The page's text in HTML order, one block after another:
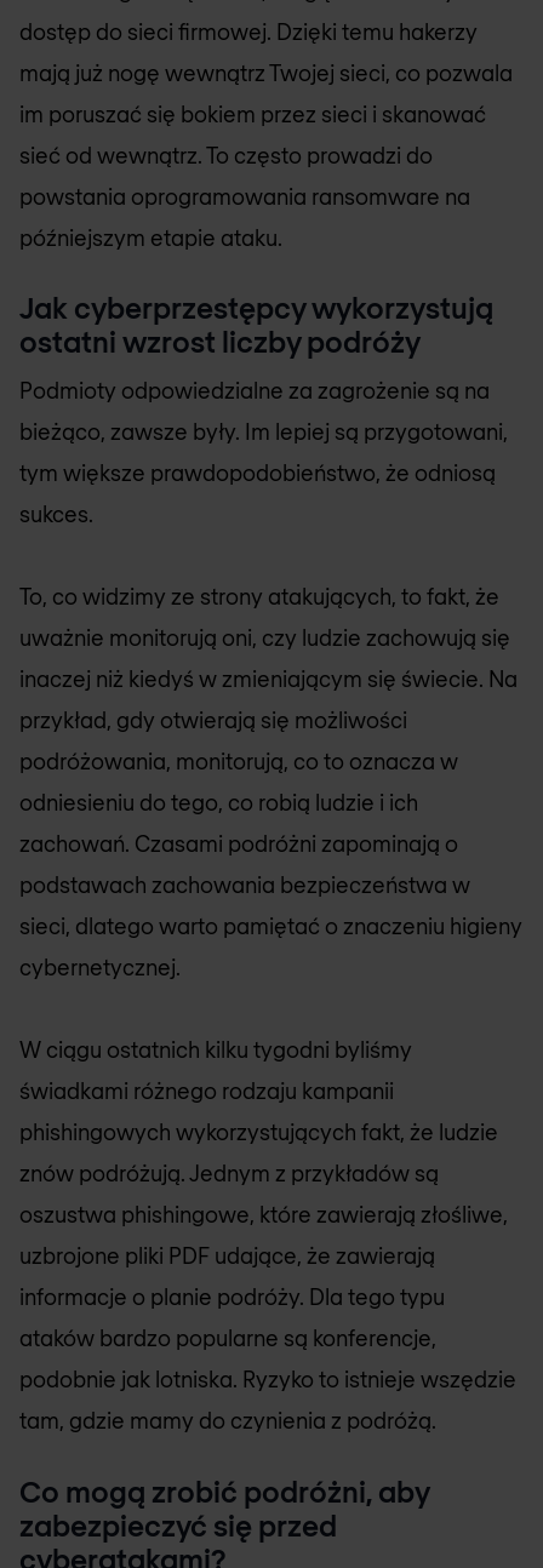
dostęp do sieci firmowej. Dzięki temu hakerzy
mają już nogę wewnątrz Twojej sieci, co pozwala
im poruszać się bokiem przez sieci i skanować
sieć od wewnątrz. To często prowadzi do
powstania oprogramowania ransomware na
późniejszym etapie ataku.
Jak cyberprzestępcy wykorzystują
ostatni wzrost liczby podróży
Podmioty odpowiedzialne za zagrożenie są na
bieżąco, zawsze były. Im lepiej są przygotowani,
tym większe prawdopodobieństwo, że odniosą
sukces.
To, co widzimy ze strony atakujących, to fakt, że
uważnie monitorują oni, czy ludzie zachowują się
inaczej niż kiedyś w zmieniającym się świecie. Na
przykład, gdy otwierają się możliwości
podróżowania, monitorują, co to oznacza w
odniesieniu do tego, co robią ludzie i ich
zachowań. Czasami podróżni zapominają o
podstawach zachowania bezpieczeństwa w
sieci, dlatego warto pamiętać o znaczeniu higieny
cybernetycznej.
W ciągu ostatnich kilku tygodni byliśmy
świadkami różnego rodzaju kampanii
phishingowych wykorzystujących fakt, że ludzie
znów podróżują. Jednym z przykładów są
oszustwa phishingowe, które zawierają złośliwe,
uzbrojone pliki PDF udające, że zawierają
informacje o planie podróży. Dla tego typu
ataków bardzo popularne są konferencje,
podobnie jak lotniska. Ryzyko to istnieje wszędzie
tam, gdzie mamy do czynienia z podróżą.
Co mogą zrobić podróżni, aby
zabezpieczyć się przed
cyberatakami?